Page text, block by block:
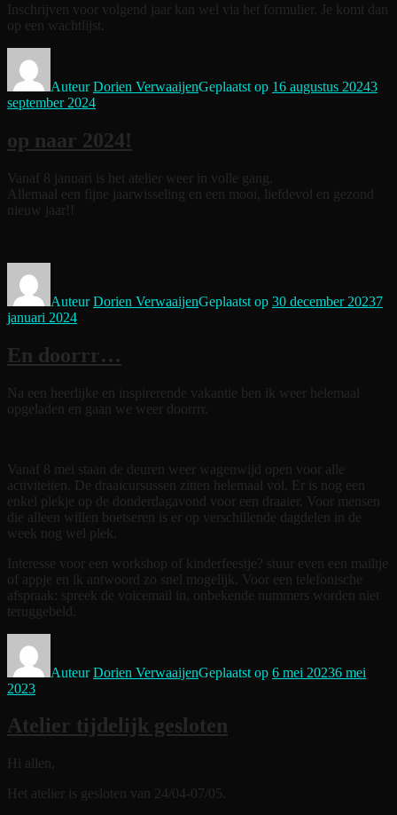
Inschrijven voor volgend jaar kan wel via het formulier. Je komt dan
op een wachtlijst.
AuteurDorien VerwaaijenGeplaatst op 16 augustus 20243
september 2024
op naar 2024!
Vanaf 8 januari is het atelier weer in volle gang.
Allemaal een fijne jaarwisseling en een mooi, liefdevol en gezond
nieuw jaar!!
AuteurDorien VerwaaijenGeplaatst op 30 december 20237
januari 2024
En doorrr…
Na een heerlijke en inspirerende vakantie ben ik weer helemaal
opgeladen en gaan we weer doorrrr.
Vanaf 8 mei staan de deuren weer wagenwijd open voor alle
activiteiten. De draaicursussen zitten helemaal vol. Er is nog een
enkel plekje op de donderdagavond voor een draaier. Voor mensen
die alleen willen boetseren is er op verschillende dagdelen in de
week nog wel plek.
Interesse voor een workshop of kinderfeestje? stuur even een mailtje
of appje en ik antwoord zo snel mogelijk. Voor een telefonische
afspraak: spreek de voicemail in, onbekende nummers worden niet
teruggebeld.
AuteurDorien VerwaaijenGeplaatst op 6 mei 20236 mei
2023
Atelier tijdelijk gesloten
Hi allen,
Het atelier is gesloten van 24/04-07/05.